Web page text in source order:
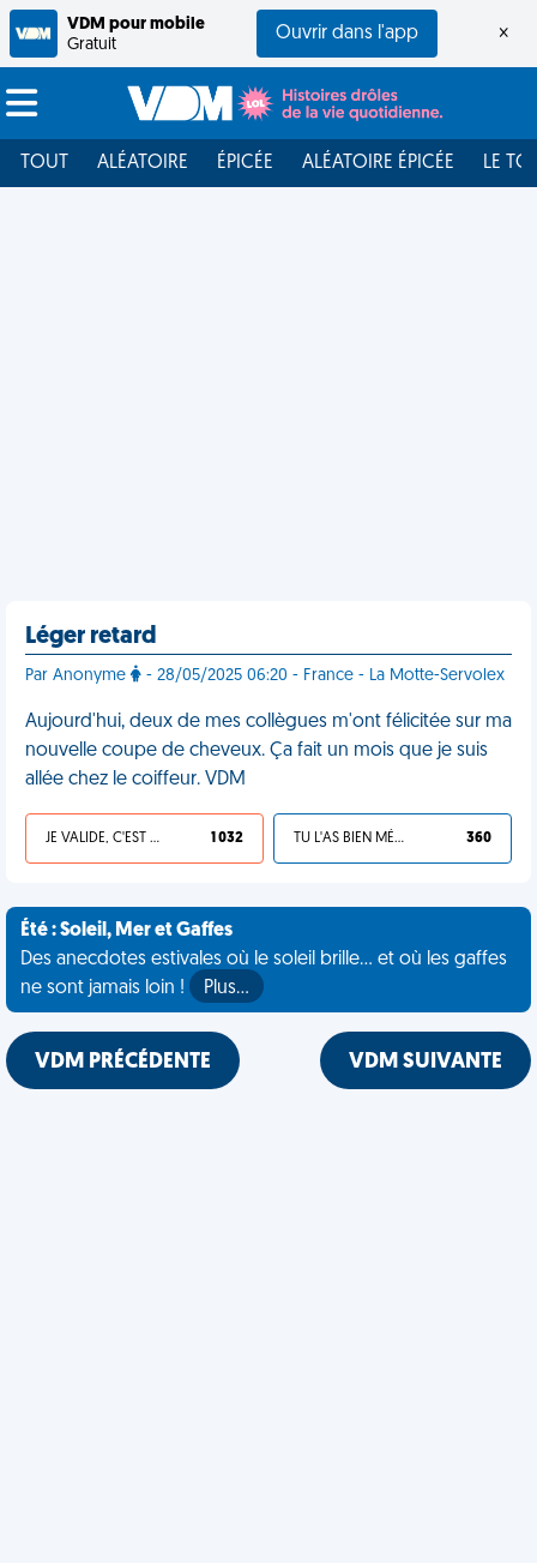
VDM pour mobile
Gratuit
Ouvrir dans l'app ×
TOUT ALÉATOIRE ÉPICÉE ALÉATOIRE ÉPICÉE LE
Léger retard
Par Anonyme - 28/05/2025 06:20 - France - La Motte-Servolex
Aujourd'hui, deux de mes collègues m'ont félicitée sur ma
nouvelle coupe de cheveux. Ça fait un mois que je suis
allée chez le coiffeur. VDM
JE VALIDE, C'EST UNE VDM 1 032 TU L'AS BIEN MÉRITÉ 360
Été : Soleil, Mer et Gaffes
Des anecdotes estivales où le soleil brille... et où les gaffes
ne sont jamais loin !
Plus…
VDM PRÉCÉDENTE VDM SUIVANTE